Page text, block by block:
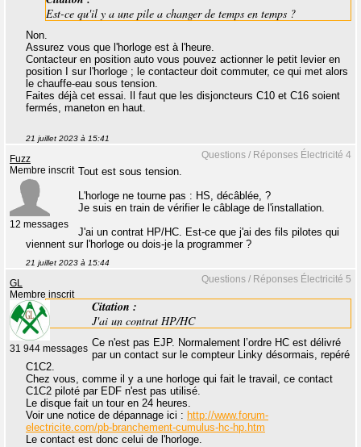
Est-ce qu'il y a une pile a changer de temps en temps ?
Non.
Assurez vous que l'horloge est à l'heure.
Contacteur en position auto vous pouvez actionner le petit levier en
position I sur l'horloge ; le contacteur doit commuter, ce qui met alors
le chauffe-eau sous tension.
Faites déjà cet essai. Il faut que les disjoncteurs C10 et C16 soient
fermés, maneton en haut.
21 juillet 2023 à 15:41
Questions / Réponses Électricité 4
Fuzz
Membre inscrit
12 messages
Tout est sous tension.
L'horloge ne tourne pas : HS, décâblée, ?
Je suis en train de vérifier le câblage de l'installation.
J'ai un contrat HP/HC. Est-ce que j'ai des fils pilotes qui
viennent sur l'horloge ou dois-je la programmer ?
21 juillet 2023 à 15:44
Questions / Réponses Électricité 5
GL
Membre inscrit
31 944 messages
Citation :
J'ai un contrat HP/HC
Ce n'est pas EJP. Normalement l’ordre HC est délivré
par un contact sur le compteur Linky désormais, repéré
C1C2.
Chez vous, comme il y a une horloge qui fait le travail, ce contact
C1C2 piloté par EDF n'est pas utilisé.
Le disque fait un tour en 24 heures.
Voir une notice de dépannage ici : http://www.forum-
electricite.com/pb-branchement-cumulus-hc-hp.htm
Le contact est donc celui de l'horloge.